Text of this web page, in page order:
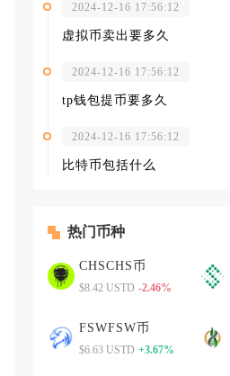
2024-12-16 17:56:12
虚拟币卖出要多久
2024-12-16 17:56:12
tp钱包提币要多久
2024-12-16 17:56:12
比特币包括什么
热门币种
CHSCHS币
$8.42 USTD -2.46%
FSWFSW币
$6.63 USTD +3.67%